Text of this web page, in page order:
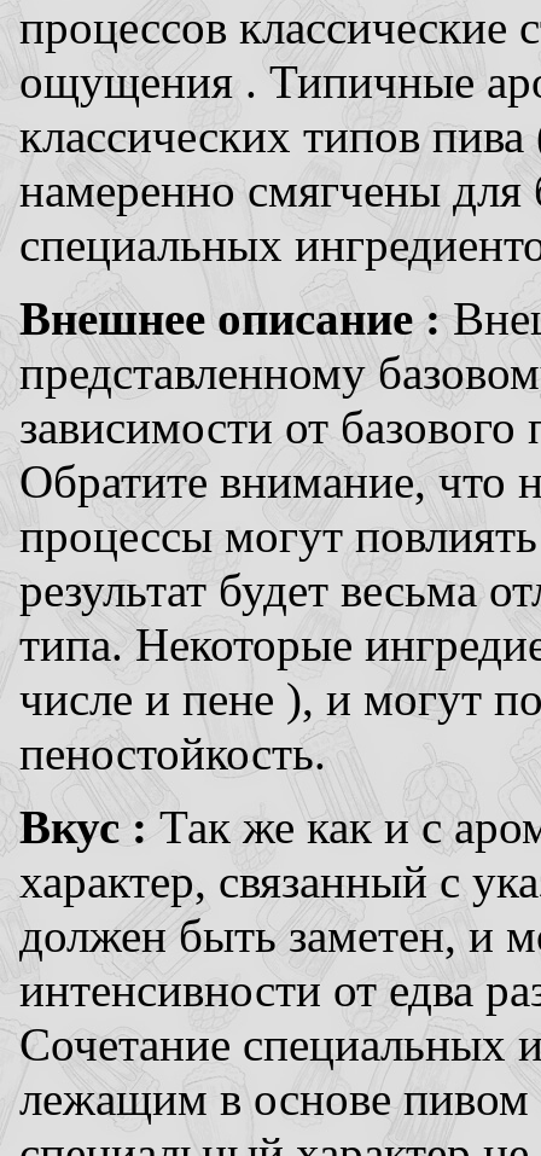
процессов классические
ощущения . Типичные
классических типов
намеренно смягчены
специальных
Внешнее описание :
представленному
зависимости от
Обратите внимание, что
процессы могут
результат будет весьма
типа. Некоторые
числе и пене ), и могут
пеностойкость.
Вкус :Так же как и с
характер, связанный с
должен быть заметен, и
интенсивности от едва
Сочетание специальных
лежащим в основе